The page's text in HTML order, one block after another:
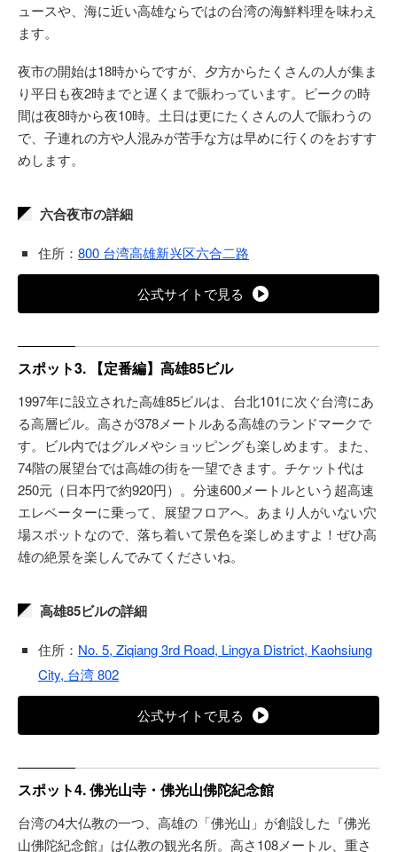
ュースや、海に近い高雄ならではの台湾の海鮮料理を味わえ
ます。
夜市の開始は18時からですが、夕方からたくさんの人が集ま
り平日も夜2時までと遅くまで賑わっています。ピークの時
間は夜8時から夜10時。土日は更にたくさんの人で賑わうの
で、子連れの方や人混みが苦手な方は早めに行くのをおすす
めします。
六合夜市の詳細
住所： 800 台湾高雄新兴区六合二路
公式サイトで見る
スポット3. 【定番編】高雄85ビル
1997年に設立された高雄85ビルは、台北101に次ぐ台湾にあ
る高層ビル。高さが378メートルある高雄のランドマークで
す。ビル内ではグルメやショッピングも楽しめます。また、
74階の展望台では高雄の街を一望できます。チケット代は
250元（日本円で約920円）。分速600メートルという超高速
エレベーターに乗って、展望フロアへ。あまり人がいない穴
場スポットなので、落ち着いて景色を楽しめますよ！ぜひ高
雄の絶景を楽しんでみてくださいね。
高雄85ビルの詳細
住所： No. 5, Ziqiang 3rd Road, Lingya District, Kaohsiung
City, 台湾 802
公式サイトで見る
スポット4. 佛光山寺・佛光山佛陀紀念館
台湾の4大仏教の一つ、高雄の「佛光山」が創設した『佛光
山佛陀紀念館』は仏教の観光名所。高さ108メートル、重さ